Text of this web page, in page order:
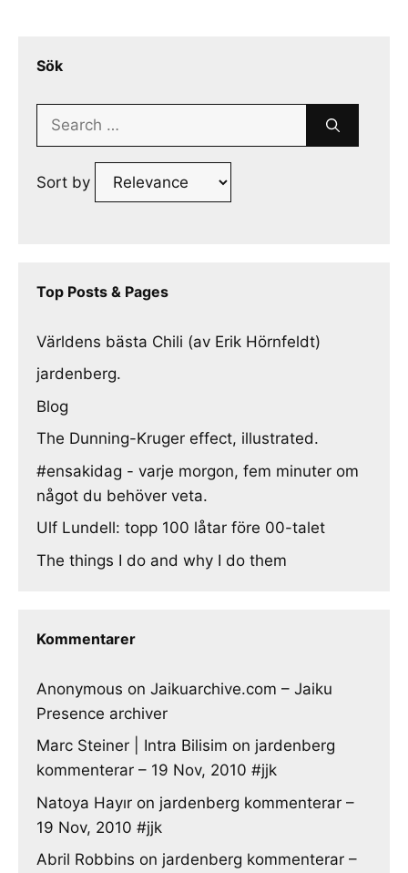
Sök
Search
Sort by
Top Posts & Pages
Världens bästa Chili (av Erik Hörnfeldt)
jardenberg.
Blog
The Dunning-Kruger effect, illustrated.
#ensakidag - varje morgon, fem minuter om
något du behöver veta.
Ulf Lundell: topp 100 låtar före 00-talet
The things I do and why I do them
Kommentarer
Anonymous on Jaikuarchive.com – Jaiku
Presence archiver
Marc Steiner | Intra Bilisim on jardenberg
kommenterar – 19 Nov, 2010 #jjk
Natoya Hayır on jardenberg kommenterar –
19 Nov, 2010 #jjk
Abril Robbins on jardenberg kommenterar –